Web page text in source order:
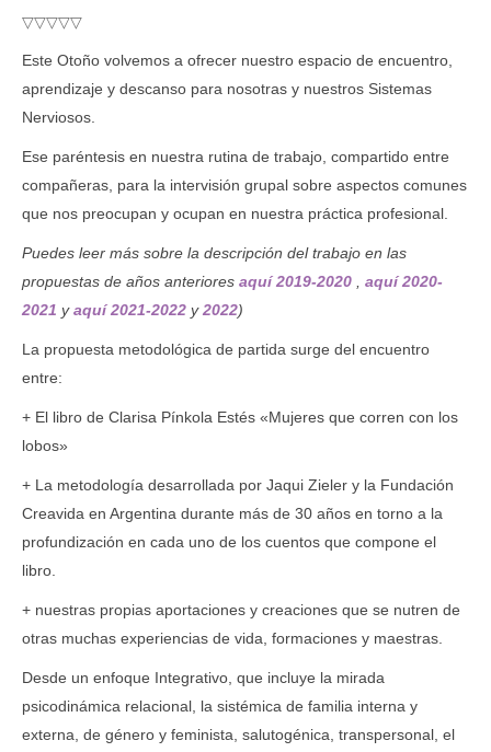
▽▽▽▽▽
Este Otoño volvemos a ofrecer nuestro espacio de encuentro
aprendizaje y descanso para nosotras y nuestros Sistemas
Nerviosos
Ese paréntesis en nuestra rutina de trabajo , compartido entre
compañeras para la intervisión grupal sobre aspectos comunes
que nos preocupan y ocupan en nuestra práctica profesional.
Puedes leer más sobre la descripción del trabajo en las
propuestas de años anteriores aquí 2019-2020
aquí 2020-
2021 yaquí 2021-2022 y2022)
La propuesta metodológica de partida surge del encuentro
entre:
+ El libro de Clarisa Pínkola Estés «Mujeres que corren con los
lobos»
+ L a metodología desarrollada por Jaqui Zieler y la Fundación
Creavida en Argentina durante más de 30 años en torno a la
profundización en cada uno de los cuentos que compone el
libro
+ nuestras propias aportaciones y creaciones que se nutren de
otras muchas experiencias de vida, formaciones y maestras.
Desde un enfoque Integrativo, que incluye la mirada
psicodinámica relacional, la sistémica de familia interna y
externa, de género y feminista, salutogénica, transpersonal, el